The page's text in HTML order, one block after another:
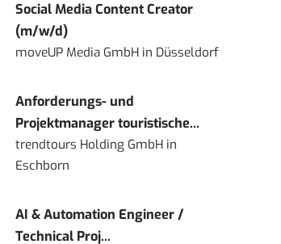
Social Media Content Creator
(m/w/d)
moveUP Media GmbH in Düsseldorf
Anforderungs- und
Projektmanager touristische...
trendtours Holding GmbH in
Eschborn
AI & Automation Engineer /
Technical Proj...